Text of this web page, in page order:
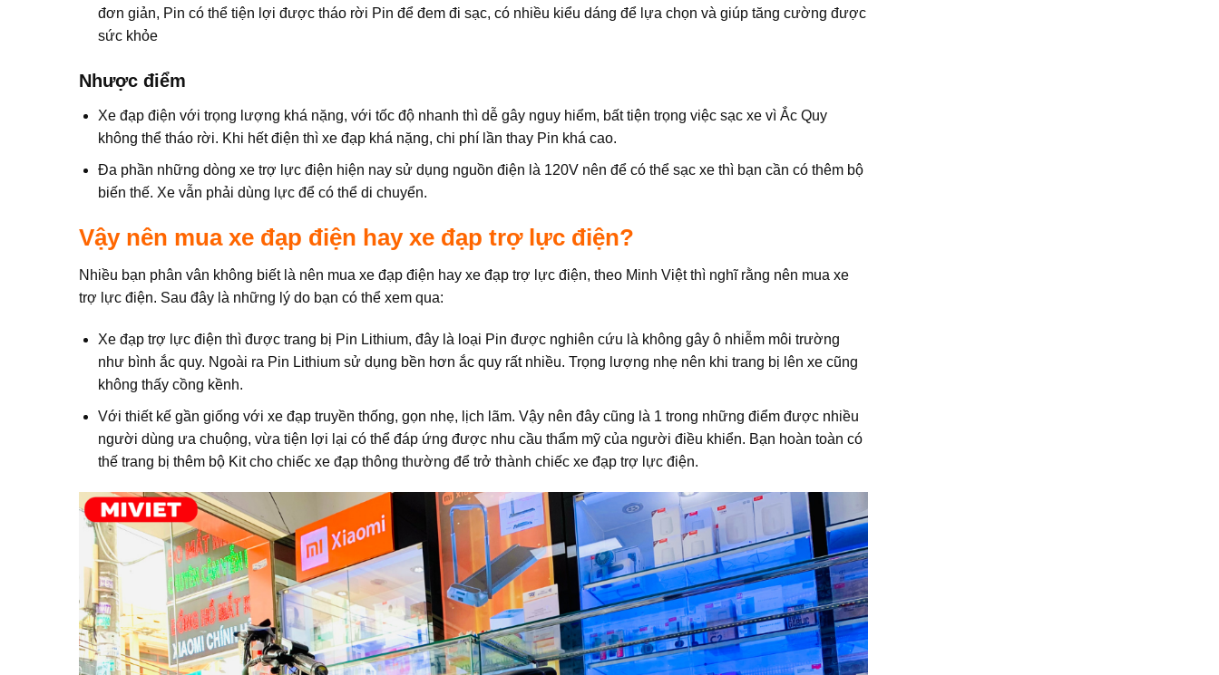
đơn giản, Pin có thể tiện lợi được tháo rời Pin để đem đi sạc, có nhiều kiểu dáng để lựa chọn và giúp tăng cường được
sức khỏe
Nhược điểm
Xe đạp điện với trọng lượng khá nặng, với tốc độ nhanh thì dễ gây nguy hiểm, bất tiện trọng việc sạc xe vì Ắc Quy
không thể tháo rời. Khi hết điện thì xe đạp khá nặng, chi phí lần thay Pin khá cao.
Đa phần những dòng xe trợ lực điện hiện nay sử dụng nguồn điện là 120V nên để có thể sạc xe thì bạn cần có thêm bộ
biến thế. Xe vẫn phải dùng lực để có thể di chuyển.
Vậy nên mua xe đạp điện hay xe đạp trợ lực điện?
Nhiều bạn phân vân không biết là nên mua xe đạp điện hay xe đạp trợ lực điện, theo Minh Việt thì nghĩ rằng nên mua xe
trợ lực điện. Sau đây là những lý do bạn có thể xem qua:
Xe đạp trợ lực điện thì được trang bị Pin Lithium, đây là loại Pin được nghiên cứu là không gây ô nhiễm môi trường
như bình ắc quy. Ngoài ra Pin Lithium sử dụng bền hơn ắc quy rất nhiều. Trọng lượng nhẹ nên khi trang bị lên xe cũng
không thấy cồng kềnh.
Với thiết kế gần giống với xe đạp truyền thống, gọn nhẹ, lịch lãm. Vậy nên đây cũng là 1 trong những điểm được nhiều
người dùng ưa chuộng, vừa tiện lợi lại có thể đáp ứng được nhu cầu thẩm mỹ của người điều khiển. Bạn hoàn toàn có
thế trang bị thêm bộ Kit cho chiếc xe đạp thông thường để trở thành chiếc xe đạp trợ lực điện.